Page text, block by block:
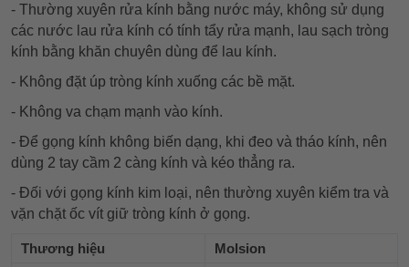
- Thường xuyên rửa kính bằng nước máy, không sử dụng
các nước lau rửa kính có tính tẩy rửa mạnh, lau sạch tròng
kính bằng khăn chuyên dùng để lau kính.
- Không đặt úp tròng kính xuống các bề mặt.
- Không va chạm mạnh vào kính.
- Để gọng kính không biến dạng, khi đeo và tháo kính, nên
dùng 2 tay cầm 2 càng kính và kéo thẳng ra.
- Đối với gọng kính kim loại, nên thường xuyên kiểm tra và
vặn chặt ốc vít giữ tròng kính ở gọng.
Thương hiệu
Molsion